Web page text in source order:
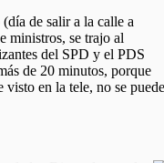
de salir a la calle a
ministros, se trajo al
del SPD y el PDS
de 20 minutos, porque
en la tele, no se puede